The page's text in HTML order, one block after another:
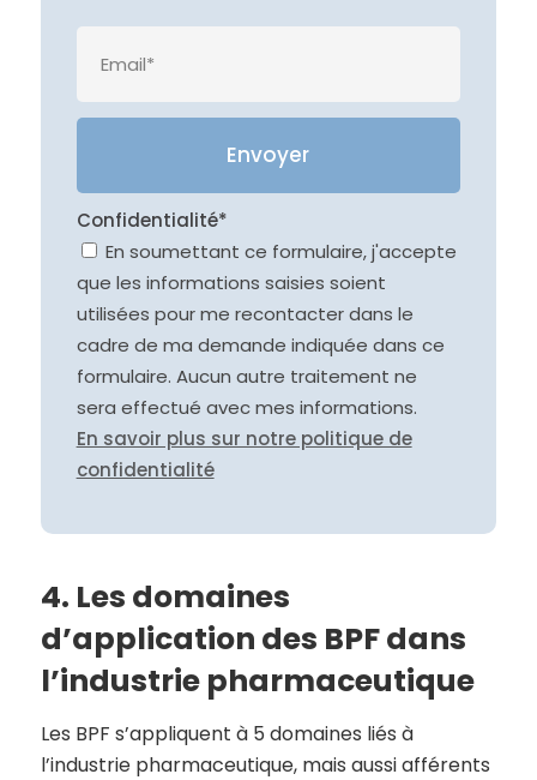
Confidentialité*
En soumettant ce formulaire, j'accepte
que les informations saisies soient
utilisées pour me recontacter dans le
cadre de ma demande indiquée dans ce
formulaire. Aucun autre traitement ne
sera effectué avec mes informations.
En savoir plus sur notre politique de
confidentialité
4. Les domaines
d’application des BPF dans
l’industrie pharmaceutique
Les BPF s’appliquent à 5 domaines liés à
l’industrie pharmaceutique, mais aussi afférents